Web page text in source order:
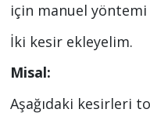
için manuel
İki kesir ekleyelim.
Misal:
Aşağıdaki kesirleri